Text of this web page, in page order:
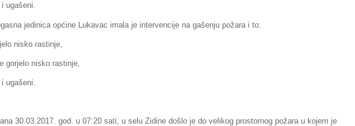
ugašeni.
jedinica općine Lukavac imala je intervencije na gašenju požara i to:
nisko rastinje,
gorjelo nisko rastinje,
ugašeni.
30.03.2017. god. u 07:20 sati, u selu Zidine došlo je do velikog prostornog požara u kojem je